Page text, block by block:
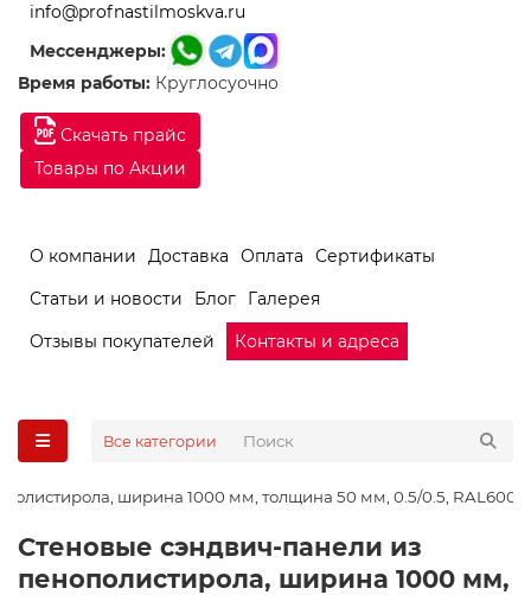
Скачать прайс
Товары по Акции
info@profnastilmoskva.ru
Мессенджеры:
Время работы: Круглосуочно
О компании Доставка Оплата
Сертификаты
Статьи и новости
Блог
Галерея
Отзывы покупателей
Контакты и адреса
Все категории
ширина 1000 мм, толщина 50 мм, 0.5/0.5, RAL6002
Стеновые сэндвич-панели из
пенополистирола, ширина 1000 мм,